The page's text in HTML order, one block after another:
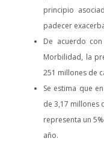
principio
padecer
De acuerdo
Morbilidad, la
251 millones de
Se estima que
de 3,17 millones
representa un
año.